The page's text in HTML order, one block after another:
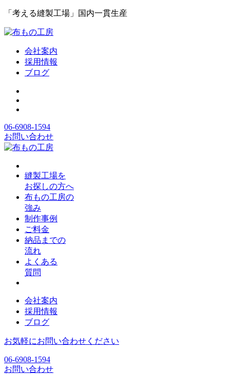
「考える縫製工場」国内一貫生産
会社案内
採用情報
ブログ
06-6908-1594
お問い合わせ
縫製工場を
お探しの方へ
布もの工房の
強み
制作事例
ご料金
納品までの
流れ
よくある
質問
会社案内
採用情報
ブログ
お気軽にお問い合わせください
06-6908-1594
お問い合わせ